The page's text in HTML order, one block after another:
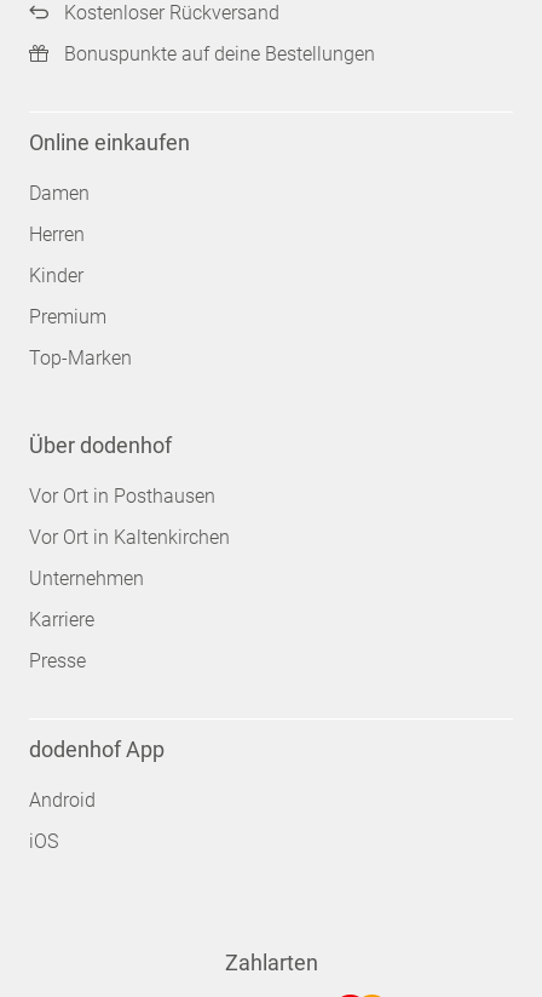
Kostenloser Rückversand
Bonuspunkte auf deine Bestellungen
Online einkaufen
Damen
Herren
Kinder
Premium
Top-Marken
Über dodenhof
Vor Ort in Posthausen
Vor Ort in Kaltenkirchen
Unternehmen
Karriere
Presse
dodenhof App
Android
iOS
Zahlarten